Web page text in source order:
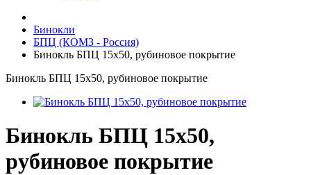
Бинокли
БПЦ (КОМЗ - Россия)
Бинокль БПЦ 15х50, рубиновое покрытие
Бинокль БПЦ 15х50, рубиновое покрытие
Бинокль БПЦ 15х50,
рубиновое покрытие